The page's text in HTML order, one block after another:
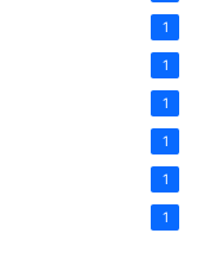
1
1
1
1
1
1